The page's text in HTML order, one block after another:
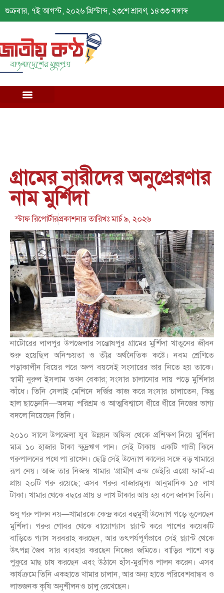
শুক্রবার, ৭ই আগস্ট, ২০২৬ খ্রিস্টাব্দ, ২৩শে শ্রাবণ, ১৪৩৩ বঙ্গাব্দ
গ্রামের নারীদের অনুপ্রেরণার
নাম মুর্শিদা
স্টাফ রিপোর্টারপ্রকাশনার তারিখঃমার্চ ৯, ২০২৬
নাটোরের লালপুর উপজেলার সন্তোষপুর গ্রামের মুর্শিদা খাতুনের জীবন
শুরু হয়েছিল অনিশ্চয়তা ও তীব্র অর্থনৈতিক কষ্টে। নবম শ্রেণিতে
পড়াকালীন বিয়ের পরে অল্প বয়সেই সংসারের ভার নিতে হয় তাকে।
স্বামী নুরুল ইসলাম তখন বেকার; সংসার চালানোর দায় পড়ে মুর্শিদার
কাঁধে। তিনি সেলাই মেশিনে দর্জির কাজ করে সংসার চালাতেন, কিন্তু
হাল ছাড়েননি—অদম্য পরিশ্রম ও আত্মবিশ্বাসে ধীরে ধীরে নিজের ভাগ্য
বদলে নিয়েছেন তিনি।
২০১০ সালে উপজেলা যুব উন্নয়ন অফিস থেকে প্রশিক্ষণ নিয়ে মুর্শিদা
মাত্র ১০ হাজার টাকা ক্ষুদ্রঋণ পান। সেই টাকায় একটি গাভী কিনে
গরুপালনের পথে পা রাখেন। ছোট্ট সেই উদ্যোগ কালের সঙ্গে বড় খামারে
রূপ নেয়। আজ তার নিজস্ব খামার ‘গ্রামীণ এন্ড ডেইরি এগ্রো ফার্ম’-এ
প্রায় ২০টি গরু রয়েছে; এসব গরুর বাজারমূল্য আনুমানিক ১৫ লাখ
টাকা। খামার থেকে বছরে প্রায় ৪ লাখ টাকার আয় হয় বলে জানান তিনি।
শুধু গরু পালন নয়—খামারকে কেন্দ্র করে বহুমুখী উদ্যোগ গড়ে তুলেছেন
মুর্শিদা। গরুর গোবর থেকে বায়োগ্যাস প্ল্যান্ট করে পাশের কয়েকটি
বাড়িতে গ্যাস সরবরাহ করছেন, আর তৎপর্যপূর্ণভাবে সেই প্ল্যান্ট থেকে
উৎপন্ন জৈব সার ব্যবহার করছেন নিজের জমিতে। বাড়ির পাশে বড়
পুকুরে মাছ চাষ করছেন এবং উঠানে হাঁস-মুরগিও পালন করেন। এসব
কার্যক্রমে তিনি একহাতে খামার চালান, আর অন্য হাতে পরিবেশবান্ধব ও
লাভজনক কৃষি অনুশীলনও চালু রেখেছেন।